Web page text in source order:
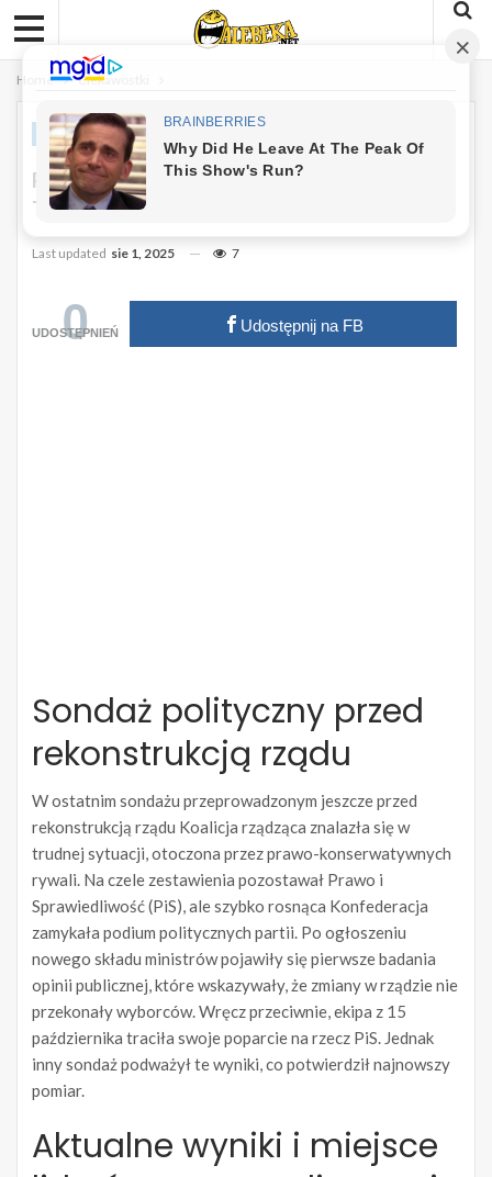
Home Ciekawostki
CIEKAWOSTKI
PiS Stracił Pozycję Lidera. Która Partia
Teraz Dominuje Wśród Polaków?
Last updated sie 1, 2025 7
0
UDOSTĘPNIEŃ Udostępnij na FB
Sondaż polityczny przed
rekonstrukcją rządu
W ostatnim sondażu przeprowadzonym jeszcze przed
rekonstrukcją rządu Koalicja rządząca znalazła się w
trudnej sytuacji, otoczona przez prawo-konserwatywnych
rywali. Na czele zestawienia pozostawał Prawo i
Sprawiedliwość (PiS), ale szybko rosnąca Konfederacja
zamykała podium politycznych partii. Po ogłoszeniu
nowego składu ministrów pojawiły się pierwsze badania
opinii publicznej, które wskazywały, że zmiany w rządzie nie
przekonały wyborców. Wręcz przeciwnie, ekipa z 15
października traciła swoje poparcie na rzecz PiS. Jednak
inny sondaż podważył te wyniki, co potwierdził najnowszy
pomiar.
Aktualne wyniki i miejsce